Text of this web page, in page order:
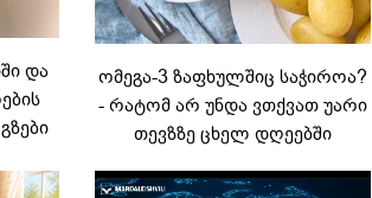
და
ომეგა-3 ზაფხულშიც საჭიროა?
- რატომ არ უნდა ვთქვათ უარი
თევზზე ცხელ დღეებში